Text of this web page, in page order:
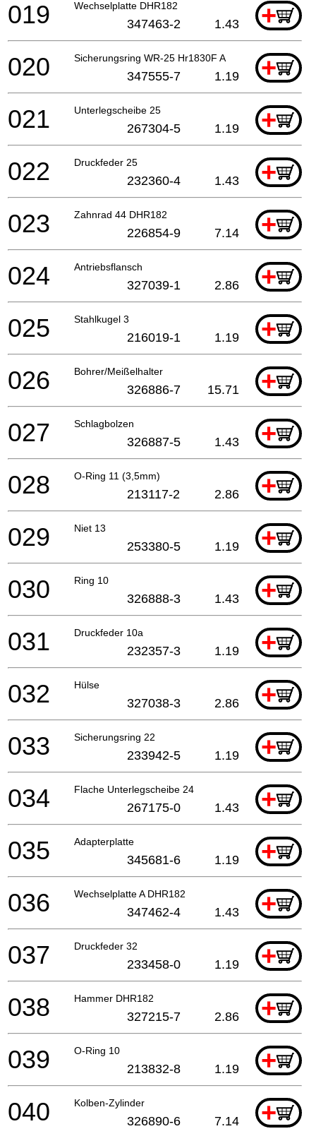
Wechselplatte DHR182 +
019 347463-2 1.43
Sicherungsring WR-25 Hr1830F A +
020 347555-7 1.19
Unterlegscheibe 25 +
021 267304-5 1.19
Druckfeder 25 +
022 232360-4 1.43
Zahnrad 44 DHR182 +
023 226854-9 7.14
Antriebsflansch +
024 327039-1 2.86
Stahlkugel 3 +
025 216019-1 1.19
Bohrer/Meißelhalter +
026 326886-7 15.71
Schlagbolzen +
027 326887-5 1.43
O-Ring 11 (3,5mm) +
028 213117-2 2.86
Niet 13 +
029 253380-5 1.19
Ring 10 +
030 326888-3 1.43
Druckfeder 10a +
031 232357-3 1.19
Hülse +
032 327038-3 2.86
Sicherungsring 22 +
033 233942-5 1.19
Flache Unterlegscheibe 24 +
034 267175-0 1.43
Adapterplatte +
035 345681-6 1.19
Wechselplatte A DHR182 +
036 347462-4 1.43
Druckfeder 32 +
037 233458-0 1.19
Hammer DHR182 +
038 327215-7 2.86
O-Ring 10 +
039 213832-8 1.19
Kolben-Zylinder +
040 326890-6 7.14